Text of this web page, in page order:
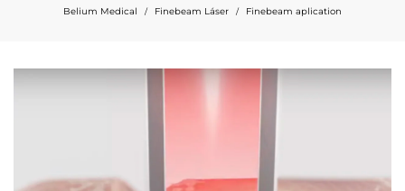
Belium Medical / Finebeam Láser / Finebeam aplication